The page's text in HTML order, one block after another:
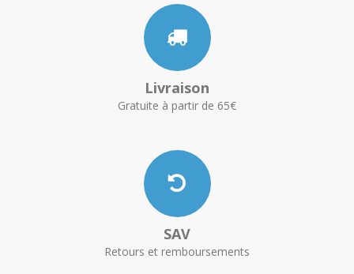
Livraison
Gratuite à partir de 65€
SAV
Retours et remboursements